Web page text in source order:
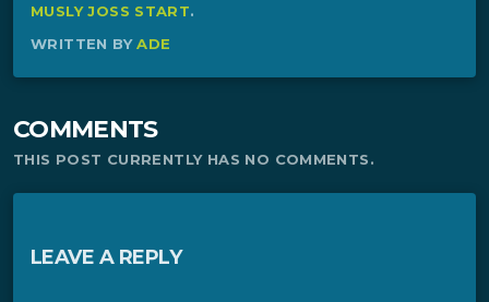
MUSLY JOSS START.
WRITTEN BYADE
COMMENTS
THIS POST CURRENTLY HAS NO COMMENTS.
LEAVE A REPLY